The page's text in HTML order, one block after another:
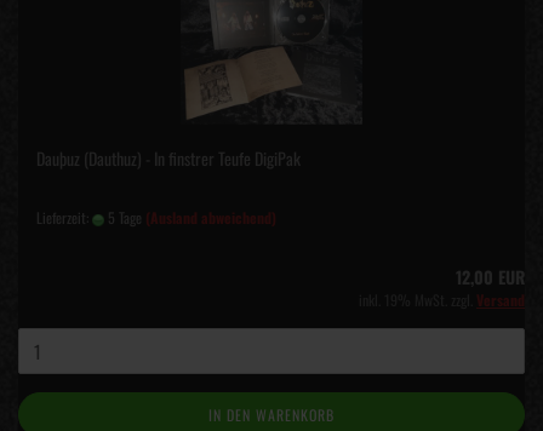
Dauþuz (Dauthuz) - In finstrer Teufe DigiPak
Lieferzeit: 5 Tage (Ausland abweichend)
12,00 EUR
Versand
IN DEN WARENKORB